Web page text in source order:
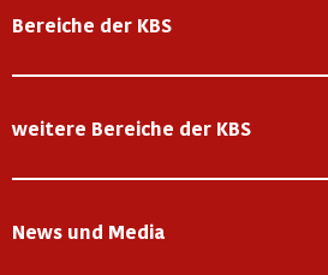
Bereiche der KBS
weitere Bereiche der KBS
News und Media